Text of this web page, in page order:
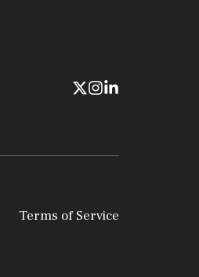
Terms of Service